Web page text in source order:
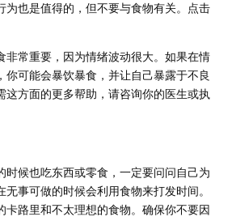
为也是值得的，但不要与食物有关。点击
非常重要，因为情绪波动很大。如果在情
你可能会暴饮暴食，并让自己暴露于不良
这方面的更多帮助，请咨询你的医生或执
时候也吃东西或零食，一定要问问自己为
事可做的时候会利用食物来打发时间。
卡路里和不太理想的食物。确保你不要因